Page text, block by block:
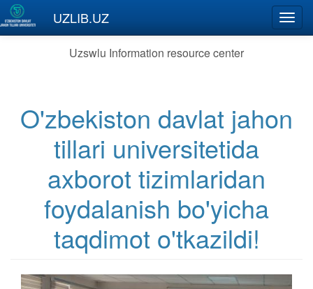
Skip to main content
UZLIB.UZ
Uzswlu Information resource center
O'zbekiston davlat jahon
tillari universitetida
axborot tizimlaridan
foydalanish bo'yicha
taqdimot o'tkazildi!